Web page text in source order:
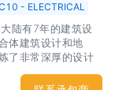
- ELECTRICAL
陆有7年的建筑设
体建筑设计和地
了非常深厚的设计
计思路和出发点。
前在北美从事家建